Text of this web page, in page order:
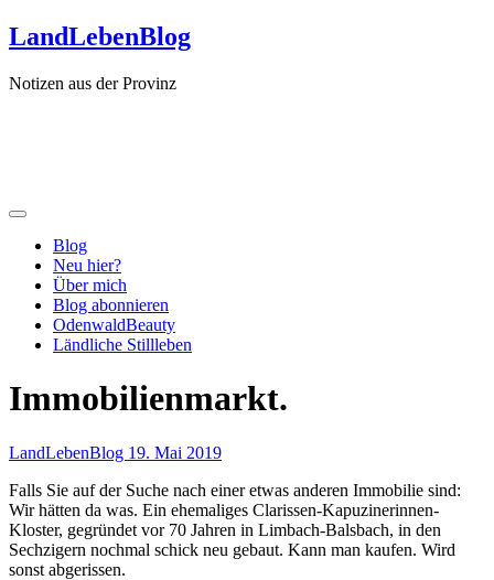
Zum
Inhalt
LandLebenBlog
Notizen aus der Provinz
Blog
Neu hier?
Über mich
Blog abonnieren
OdenwaldBeauty
Ländliche Stillleben
Immobilienmarkt.
LandLebenBlog 19. Mai 2019
Falls Sie auf der Suche nach einer etwas anderen Immobilie sind:
Wir hätten da was. Ein ehemaliges Clarissen-Kapuzinerinnen-
Kloster, gegründet vor 70 Jahren in Limbach-Balsbach, in den
Sechzigern nochmal schick neu gebaut. Kann man kaufen. Wird
sonst abgerissen.